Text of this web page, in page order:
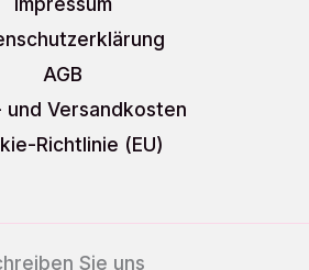
AGB
und Versandkosten
Richtlinie (EU)
Sie uns